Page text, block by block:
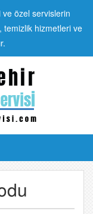
özel servislerin
temizlik hizmetleri ve